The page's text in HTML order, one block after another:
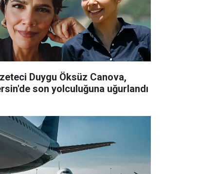
Duygu Öksüz Canova,
son yolculuğuna uğurlandı